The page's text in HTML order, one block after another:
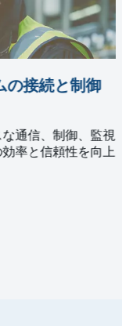
の接続と制御
通信、制御、監視
率と信頼性を向上